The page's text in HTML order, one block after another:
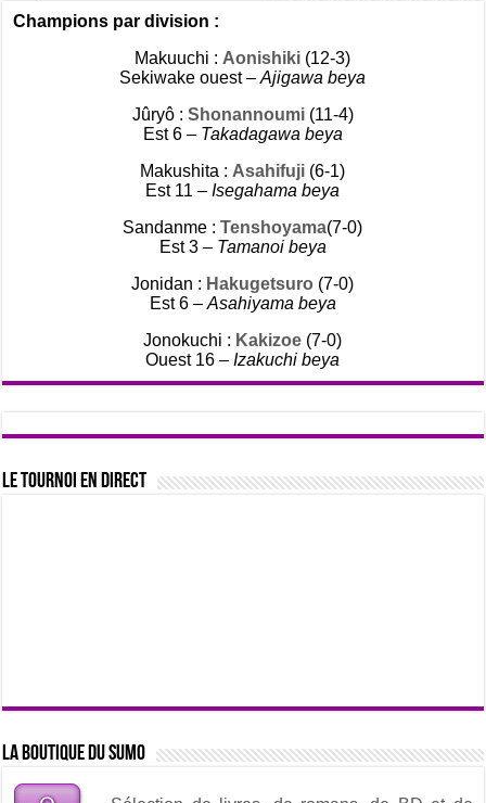
Champions par division :
Makuuchi : Aonishiki (12-3)
Sekiwake ouest –Ajigawa beya
Jûryô : Shonannoumi (11-4)
Est 6 – Takadagawa beya
Makushita : Asahifuji (6-1)
Est 11 –Isegahama beya
Sandanme :Tenshoyama(7-0)
Est 3 – Tamanoi beya
Jonidan : Hakugetsuro (7-0)
Est 6 – Asahiyama beya
Jonokuchi : Kakizoe (7-0)
Ouest 16 –Izakuchi beya
Le tournoi en direct
La boutique du sumo